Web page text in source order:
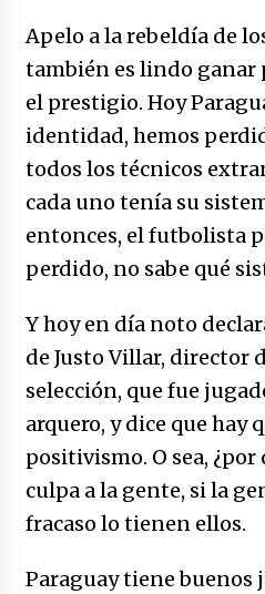
Apelo a la rebeldía de
también es lindo ganar
el prestigio. Hoy
identidad, hemos
todos los técnicos
cada uno tenía su
entonces, el futbolista
perdido, no sabe qué
Y hoy en día noto
de Justo Villar, director
selección, que fue
arquero, y dice que hay
positivismo. O sea, ¿por
culpa a la gente, si la
fracaso lo tienen ellos.
Paraguay tiene buenos